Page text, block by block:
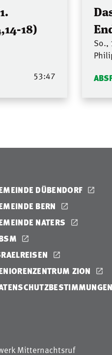
18)
53:47
So.,
DÜBENDORF
BERN
NATERS
ZION
Mitternachtsruf